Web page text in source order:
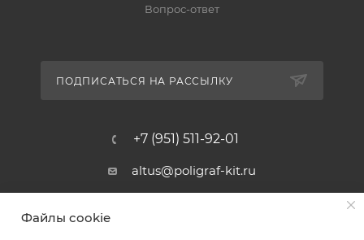
Вопрос-ответ
ПОДПИСАТЬСЯ НА РАССЫЛКУ
+7 (951) 511-92-01
altus@poligraf-kit.ru
Ростовская обл, Аксайский р-н,
Файлы cookie